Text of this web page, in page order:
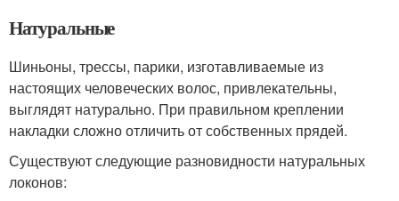
Натуральные
Шиньоны, трессы, парики, изготавливаемые из
настоящих человеческих волос, привлекательны,
выглядят натурально. При правильном креплении
накладки сложно отличить от собственных прядей.
Существуют следующие разновидности натуральных
локонов: